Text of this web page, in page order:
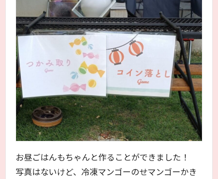
お昼ごはんもちゃんと作ることができました！
写真はないけど、冷凍マンゴーのせマンゴーかき